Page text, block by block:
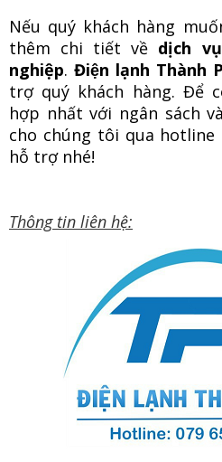
Nếu quý khách hàng
thêm chi tiết về dịch
nghiệp. Điện lạnh Thành
trợ quý khách hàng. Để
hợp nhất với ngân sách
cho chúng tôi qua hotline
hỗ trợ nhé!
Thông tin liên hệ: